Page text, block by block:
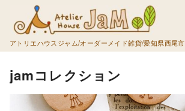
ン
アトリエハウスジャム/オーダーメイド雑貨/愛知県西尾市
jamコレクション